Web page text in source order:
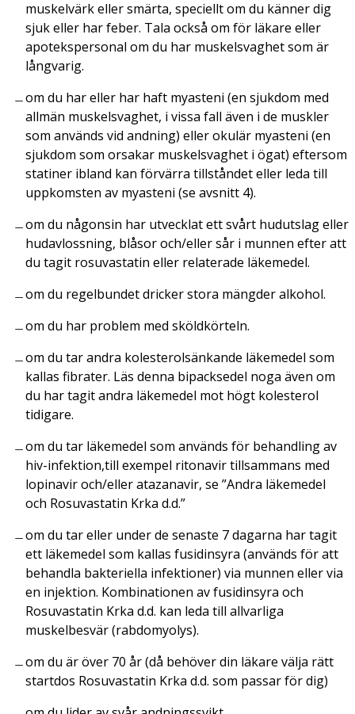
muskelvärk eller smärta, speciellt om du känner dig
sjuk eller har feber. Tala också om för läkare eller
apotekspersonal om du har muskelsvaghet som är
långvarig.
om du har eller har haft myasteni (en sjukdom med
allmän muskelsvaghet, i vissa fall även i de muskler
som används vid andning) eller okulär myasteni (en
sjukdom som orsakar muskelsvaghet i ögat) eftersom
statiner ibland kan förvärra tillståndet eller leda till
uppkomsten av myasteni (se avsnitt 4).
om du någonsin har utvecklat ett svårt hudutslag eller
hudavlossning, blåsor och/eller sår i munnen efter att
du tagit rosuvastatin eller relaterade läkemedel.
om du regelbundet dricker stora mängder alkohol.
om du har problem med sköldkörteln.
om du tar andra kolesterolsänkande läkemedel som
kallas fibrater. Läs denna bipacksedel noga även om
du har tagit andra läkemedel mot högt kolesterol
tidigare.
om du tar läkemedel som används för behandling av
hiv-infektion,till exempel ritonavir tillsammans med
lopinavir och/eller atazanavir, se ”Andra läkemedel
och Rosuvastatin Krka d.d.”
om du tar eller under de senaste 7 dagarna har tagit
ett läkemedel som kallas fusidinsyra (används för att
behandla bakteriella infektioner) via munnen eller via
en injektion. Kombinationen av fusidinsyra och
Rosuvastatin Krka d.d. kan leda till allvarliga
muskelbesvär (rabdomyolys).
om du är över 70 år (då behöver din läkare välja rätt
startdos Rosuvastatin Krka d.d. som passar för dig)